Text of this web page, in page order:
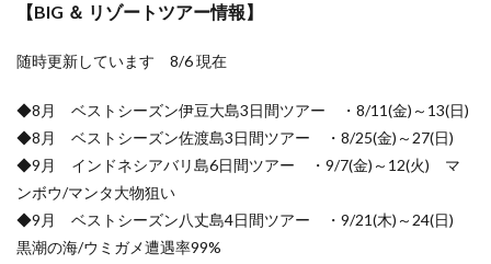
【BIG ＆ リゾートツアー情報】
随時更新しています 8/6 現在
◆8月 ベストシーズン伊豆大島3日間ツアー ・8/11(金)～13(日)
◆8月 ベストシーズン佐渡島3日間ツアー ・8/25(金)～27(日)
◆9月 インドネシアバリ島6日間ツアー ・9/7(金)～12(火) マ
ンボウ/マンタ大物狙い
◆9月 ベストシーズン八丈島4日間ツアー ・9/21(木)～24(日)
黒潮の海/ウミガメ遭遇率99%